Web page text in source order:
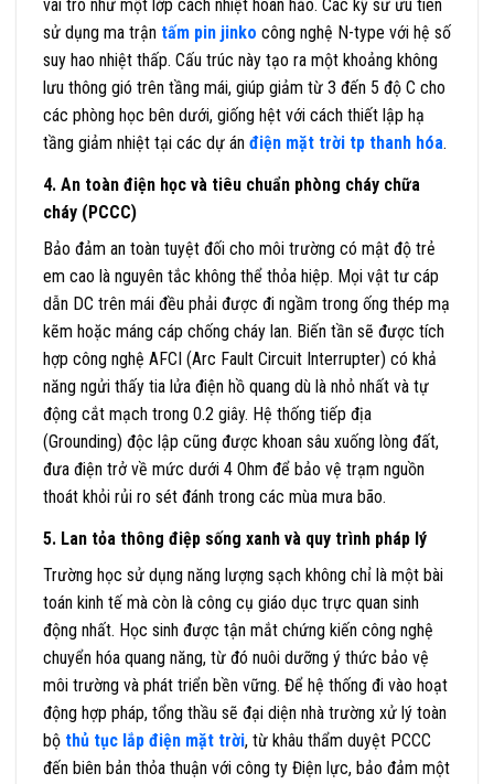
vai trò như một lớp cách nhiệt hoàn hảo. Các kỹ sư ưu tiên
sử dụng ma trận tấm pin jinko công nghệ N-type với hệ số
suy hao nhiệt thấp. Cấu trúc này tạo ra một khoảng không
lưu thông gió trên tầng mái, giúp giảm từ 3 đến 5 độ C cho
các phòng học bên dưới, giống hệt với cách thiết lập hạ
tầng giảm nhiệt tại các dự án điện mặt trời tp thanh hóa.
4. An toàn điện học và tiêu chuẩn phòng cháy chữa
cháy (PCCC)
Bảo đảm an toàn tuyệt đối cho môi trường có mật độ trẻ
em cao là nguyên tắc không thể thỏa hiệp. Mọi vật tư cáp
dẫn DC trên mái đều phải được đi ngầm trong ống thép mạ
kẽm hoặc máng cáp chống cháy lan. Biến tần sẽ được tích
hợp công nghệ AFCI (Arc Fault Circuit Interrupter) có khả
năng ngửi thấy tia lửa điện hồ quang dù là nhỏ nhất và tự
động cắt mạch trong 0.2 giây. Hệ thống tiếp địa
(Grounding) độc lập cũng được khoan sâu xuống lòng đất,
đưa điện trở về mức dưới 4 Ohm để bảo vệ trạm nguồn
thoát khỏi rủi ro sét đánh trong các mùa mưa bão.
5. Lan tỏa thông điệp sống xanh và quy trình pháp lý
Trường học sử dụng năng lượng sạch không chỉ là một bài
toán kinh tế mà còn là công cụ giáo dục trực quan sinh
động nhất. Học sinh được tận mắt chứng kiến công nghệ
chuyển hóa quang năng, từ đó nuôi dưỡng ý thức bảo vệ
môi trường và phát triển bền vững. Để hệ thống đi vào hoạt
động hợp pháp, tổng thầu sẽ đại diện nhà trường xử lý toàn
bộ thủ tục lắp điện mặt trời, từ khâu thẩm duyệt PCCC
đến biên bản thỏa thuận với công ty Điện lực, bảo đảm một